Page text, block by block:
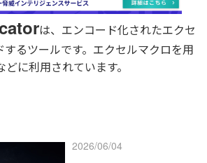
は、エンコード化されたエクセ
るツールです。エクセルマクロを用
に利用されています。
2026/06/04